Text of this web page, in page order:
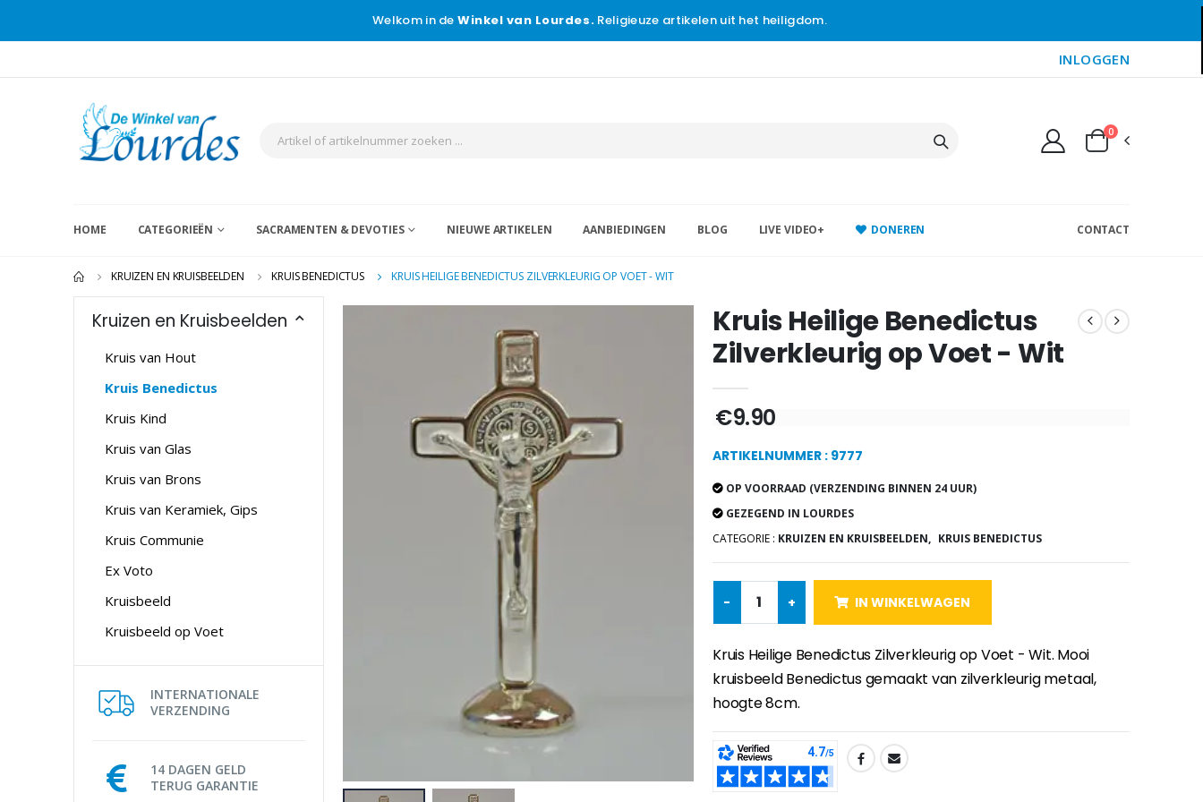
Welkom in deWinkel van Lourdes. Religieuze artikelen uit het heiligdom.
INLOGGEN
0
HOME CATEGORIEËN SACRAMENTEN & DEVOTIES NIEUWE ARTIKELEN AANBIEDINGEN BLOG LIVE VIDEO+ DONEREN CONTACT
KRUIZEN EN KRUISBEELDEN KRUIS BENEDICTUS KRUIS HEILIGE BENEDICTUS ZILVERKLEURIG OP VOET - WIT
Kruizen en Kruisbeelden
Kruis van Hout
Kruis Benedictus
Kruis Kind
Kruis van Glas
Kruis van Brons
Kruis van Keramiek, Gips
Kruis Communie
Ex Voto
Kruisbeeld
Kruisbeeld op Voet
INTERNATIONALE
VERZENDING
14 DAGEN GELD
TERUG GARANTIE
Kruis Heilige Benedictus
Zilverkleurig op Voet - Wit
€9.90
ARTIKELNUMMER : 9777
OP VOORRAAD (VERZENDING BINNEN 24 UUR)
GEZEGEND IN LOURDES
CATEGORIE : KRUIZEN EN KRUISBEELDEN, KRUIS BENEDICTUS
- + IN WINKELWAGEN
Kruis Heilige Benedictus Zilverkleurig op Voet - Wit. Mooi
kruisbeeld Benedictus gemaakt van zilverkleurig metaal,
hoogte 8cm.
SHARE: